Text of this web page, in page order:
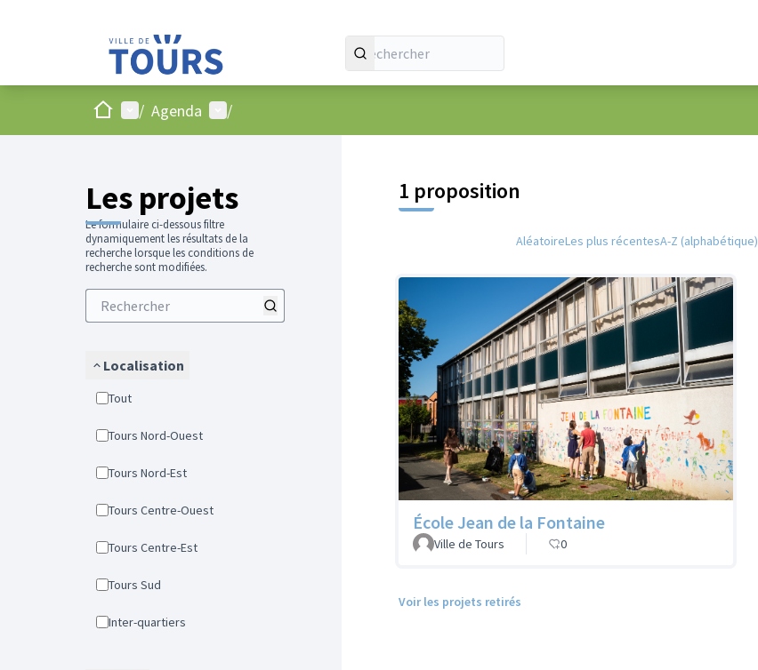
AccueilMenu principal
/ Agenda Menu utilisateur
/
Les projets
Le formulaire ci-dessous filtre
dynamiquement les résultats de la
recherche lorsque les conditions de
recherche sont modifiées.
Localisation
Tout
Tours Nord-Ouest
Tours Nord-Est
Tours Centre-Ouest
Tours Centre-Est
Tours Sud
Inter-quartiers
1 proposition
AléatoireLes plus récentesA-Z (alphabétique)
École Jean de la Fontaine
Ville de Tours 0
Voir les projets retirés